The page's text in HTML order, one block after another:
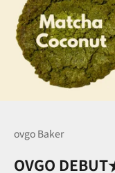
ovgo Baker
OVGO